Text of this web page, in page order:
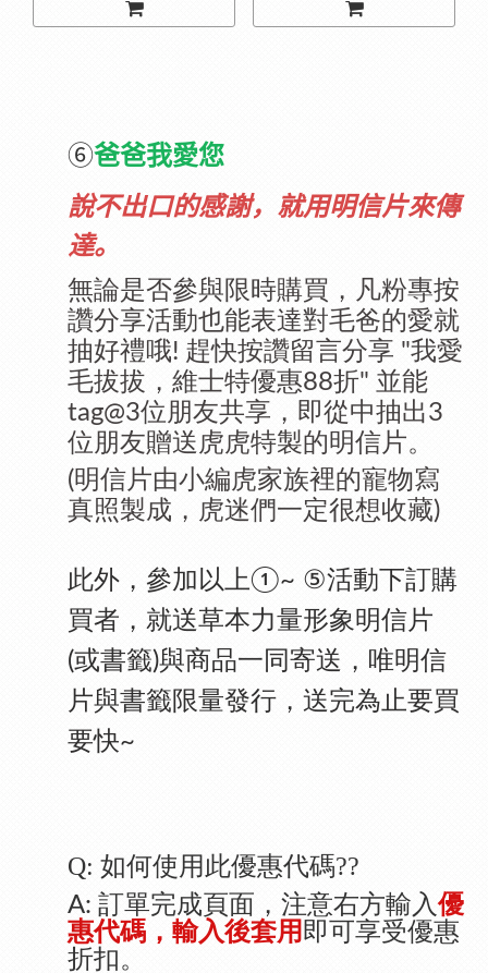
⑥爸爸我愛您
說不出口的感謝，就用明信片來傳
達。
無論是否參與限時購買，凡粉專按
讚分享活動也能表達對毛爸的愛就
抽好禮哦! 趕快按讚留言分享 "我愛
毛拔拔，維士特優惠88折" 並能
tag@3位朋友共享，即從中抽出3
位朋友贈送虎虎特製的明信片。
(明信片由小編虎家族裡的寵物寫
真照製成，虎迷們一定很想收藏)
此外，參加以上①~ ⑤活動下訂購
買者，就送草本力量形象明信片
(或書籤)與商品一同寄送，唯明信
片與書籤限量發行，送完為止要買
要快~
Q: 如何使用此優惠代碼??
A: 訂單完成頁面，注意右方輸入優
惠代碼，輸入後套用 即可享受優惠
折扣。